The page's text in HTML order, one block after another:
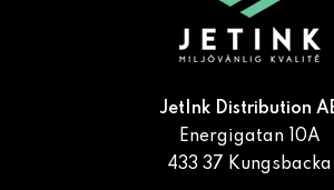
JetInk Distribution
Energigatan 10A
433 37 Kungsbacka